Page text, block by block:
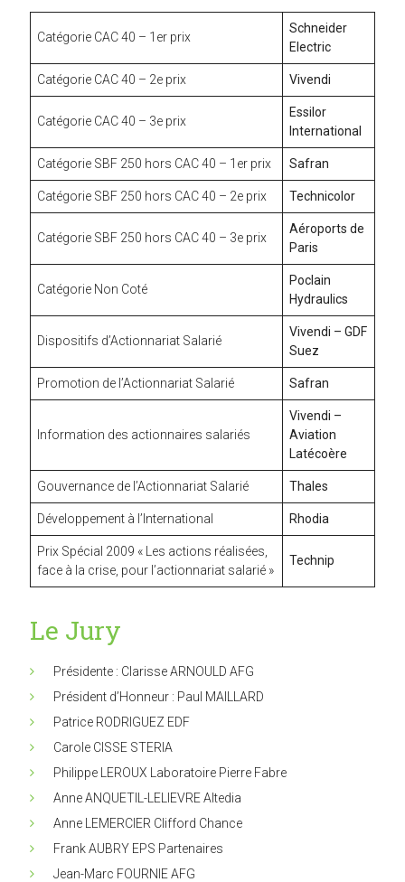
Catégorie CAC 40 – 1er prix
Schneider
Electric
Catégorie CAC 40 – 2e prix Vivendi
Catégorie CAC 40 – 3e prix
Essilor
International
Catégorie SBF 250 hors CAC 40 – 1er prix Safran
Catégorie SBF 250 hors CAC 40 – 2e prix Technicolor
Catégorie SBF 250 hors CAC 40 – 3e prix
Aéroports de
Paris
Catégorie Non Coté
Poclain
Hydraulics
Dispositifs d’Actionnariat Salarié
Vivendi – GDF
Suez
Promotion de l’Actionnariat Salarié Safran
Information des actionnaires salariés
Vivendi –
Aviation
Latécoère
Gouvernance de l’Actionnariat Salarié Thales
Développement à l’International Rhodia
Prix Spécial 2009 « Les actions réalisées,
face à la crise, pour l’actionnariat salarié »
Technip
Le Jury
Présidente : Clarisse ARNOULD AFG
Président d’Honneur : Paul MAILLARD
Patrice RODRIGUEZ EDF
Carole CISSE STERIA
Philippe LEROUX Laboratoire Pierre Fabre
Anne ANQUETIL-LELIEVRE Altedia
Anne LEMERCIER Clifford Chance
Frank AUBRY EPS Partenaires
Jean-Marc FOURNIE AFG